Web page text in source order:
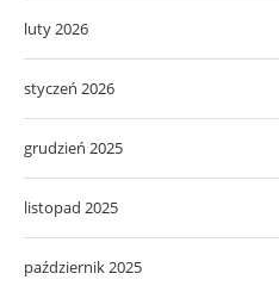
luty 2026
styczeń 2026
grudzień 2025
listopad 2025
październik 2025